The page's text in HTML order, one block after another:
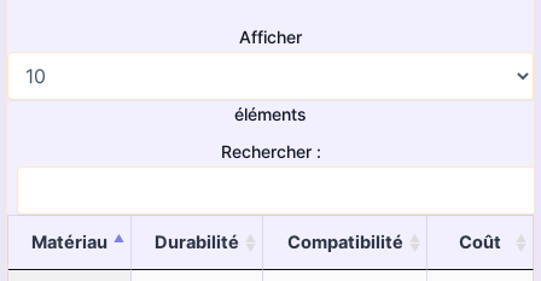
Afficher
éléments
Rechercher :
Matériau Durabilité Compatibilité Coût